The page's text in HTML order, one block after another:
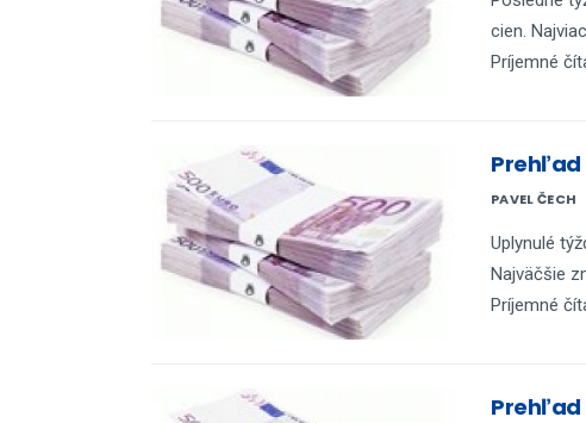
cien.
Príjemné
Prehľad
PAVEL ČECH
Uplynulé
Najväčšie
Príjemné
Prehľad